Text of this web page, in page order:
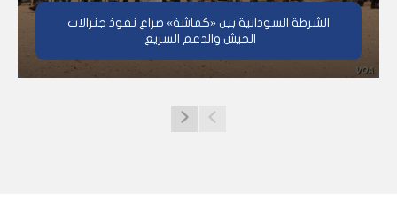
الشرطة السودانية بين «كماشة» صراع نفوذ جنرالات
الجيش والدعم السريع